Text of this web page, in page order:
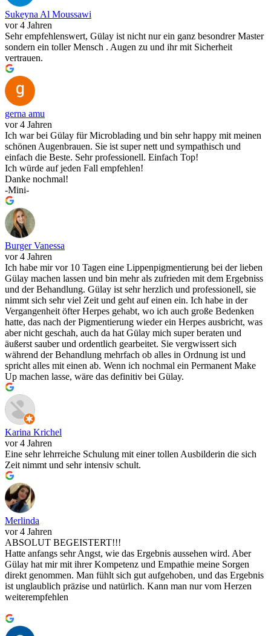
Sukeyna Al Moussawi
vor 4 Jahren
Sehr empfehlenswert, Gülay ist nicht nur ein ganz besondrer Master
sondern ein toller Mensch . Augen zu und ihr mit Sicherheit
vertrauen.
gerna amu
vor 4 Jahren
Ich war bei Gülay für Microblading und bin sehr happy mit meinen
schönen Augenbrauen. Sie ist super nett und sympathisch und
einfach die Beste. Sehr professionell. Einfach Top!
Ich würde auf jeden Fall empfehlen!
Danke nochmal!
-Mini-
Burger Vanessa
vor 4 Jahren
Ich habe mir vor 10 Tagen eine Lippenpigmentierung bei der lieben
Gülay machen lassen und bin mehr als zufrieden mit dem Ergebniss
und der Behandlung. Gülay ist sehr herzlich und professionell, sie
nimmt sich sehr viel Zeit und geht auf einen ein. Ich habe in der
Vergangenheit öfter Herpes gehabt, wo ich auch große Bedenken
hatte, das nach der Pigmentierung wieder ein Herpes ausbricht, was
aber nicht geschah, auch da hat Gülay mich super beraten und
äußerst sauber und ordentlich gearbeitet. Sie vergwissert sich
während der Behandlung mehrfach ob alles in Ordnung ist und
spricht alles mit einen ab. Wenn ich nochmal ein Permanent Make
Up machen lasse, wäre das definitiv bei Gülay.
Karina Krichel
vor 4 Jahren
Eine sehr lehrreiche Schulung mit einer tollen Ausbilderin die sich
Zeit nimmt und sehr intensiv schult.
Merlinda
vor 4 Jahren
ABSOLUT BEGEISTERT!!!
Hatte anfangs sehr Angst, wie das Ergebnis aussehen wird. Aber
Gülay hat mir mit ihrer Kompetenz und Empathie meine Sorgen
direkt genommen. Man fühlt sich gut aufgehoben, und das Ergebnis
ist unglaublich präzise und natürlich. Kann man nur vom Herzen
weiterempfehlen